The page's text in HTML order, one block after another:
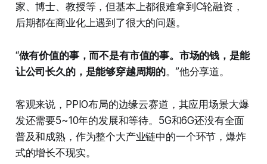
家、博士、教授等，但基本上都很难拿到C轮融资，
后期都在商业化上遇到了很大的问题。
“做有价值的事，而不是有市值的事。市场的钱，是能
让公司长久的，是能够穿越周期的。”他分享道。
客观来说，PPIO布局的边缘云赛道，其应用场景大爆
发还需要5~10年的发展和等待。5G和6G还没有全面
普及和成熟，作为整个大产业链中的一个环节，爆炸
式的增长不现实。